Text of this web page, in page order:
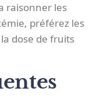
raisonner les
préférez les
dose de fruits